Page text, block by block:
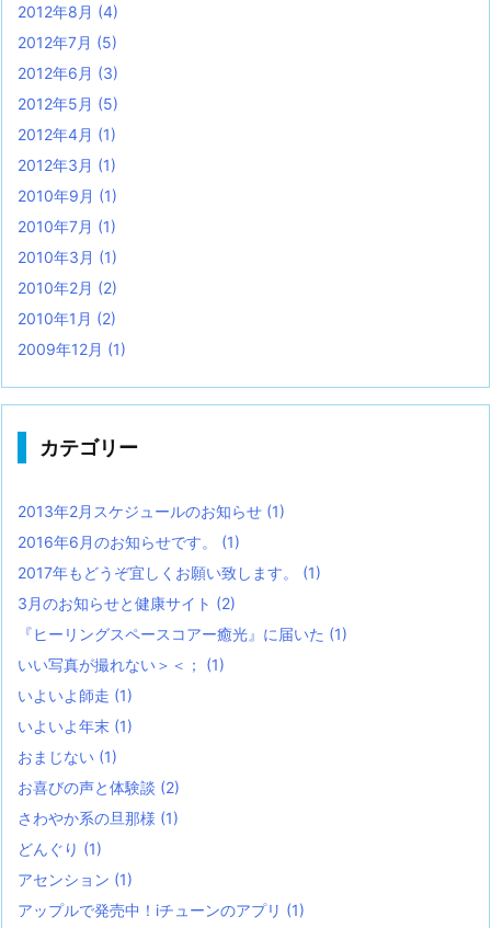
2012年8月 (4)
2012年7月 (5)
2012年6月 (3)
2012年5月 (5)
2012年4月 (1)
2012年3月 (1)
2010年9月 (1)
2010年7月 (1)
2010年3月 (1)
2010年2月 (2)
2010年1月 (2)
2009年12月 (1)
カテゴリー
2013年2月スケジュールのお知らせ (1)
2016年6月のお知らせです。 (1)
2017年もどうぞ宜しくお願い致します。 (1)
3月のお知らせと健康サイト (2)
『ヒーリングスペースコアー癒光』に届いた (1)
いい写真が撮れない＞＜； (1)
いよいよ師走 (1)
いよいよ年末 (1)
おまじない (1)
お喜びの声と体験談 (2)
さわやか系の旦那様 (1)
どんぐり (1)
アセンション (1)
アップルで発売中！iチューンのアプリ (1)